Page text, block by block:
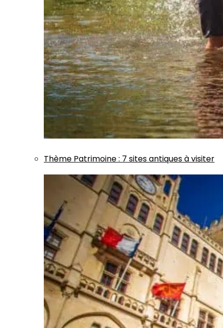
Thème Patrimoine: 7 sites antiques à visiter